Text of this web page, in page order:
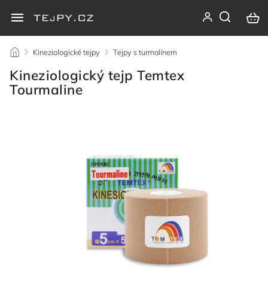
/ Kineziologické tejpy / Tejpy s turmalínem
Kineziologický tejp Temtex
Tourmaline